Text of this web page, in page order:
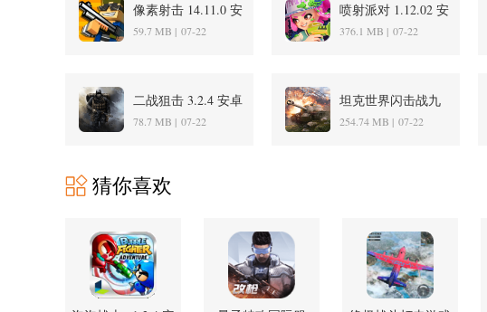
像素射击 14.11.0 安
卓版
59.7 MB | 07-22
喷射派对 1.12.02 安
卓版
376.1 MB | 07-22
二战狙击 3.2.4 安卓
版
78.7 MB | 07-22
坦克世界闪击战九
游版 9.3.0 安卓版
254.74 MB | 07-22
猜你喜欢